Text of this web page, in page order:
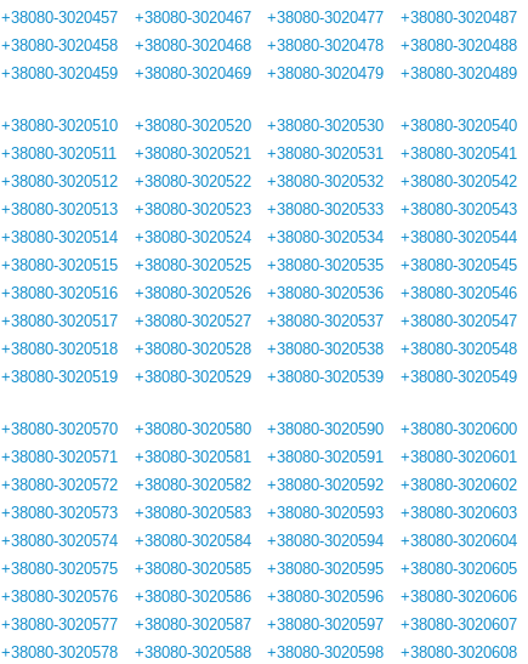
+38080-3020457
+38080-3020458
+38080-3020459
+38080-3020467
+38080-3020468
+38080-3020469
+38080-3020477
+38080-3020478
+38080-3020479
+38080-3020487
+38080-3020488
+38080-3020489
+38080-3020510
+38080-3020511
+38080-3020512
+38080-3020513
+38080-3020514
+38080-3020515
+38080-3020516
+38080-3020517
+38080-3020518
+38080-3020519
+38080-3020520
+38080-3020521
+38080-3020522
+38080-3020523
+38080-3020524
+38080-3020525
+38080-3020526
+38080-3020527
+38080-3020528
+38080-3020529
+38080-3020530
+38080-3020531
+38080-3020532
+38080-3020533
+38080-3020534
+38080-3020535
+38080-3020536
+38080-3020537
+38080-3020538
+38080-3020539
+38080-3020540
+38080-3020541
+38080-3020542
+38080-3020543
+38080-3020544
+38080-3020545
+38080-3020546
+38080-3020547
+38080-3020548
+38080-3020549
+38080-3020570
+38080-3020571
+38080-3020572
+38080-3020573
+38080-3020574
+38080-3020575
+38080-3020576
+38080-3020577
+38080-3020578
+38080-3020580
+38080-3020581
+38080-3020582
+38080-3020583
+38080-3020584
+38080-3020585
+38080-3020586
+38080-3020587
+38080-3020588
+38080-3020590
+38080-3020591
+38080-3020592
+38080-3020593
+38080-3020594
+38080-3020595
+38080-3020596
+38080-3020597
+38080-3020598
+38080-3020600
+38080-3020601
+38080-3020602
+38080-3020603
+38080-3020604
+38080-3020605
+38080-3020606
+38080-3020607
+38080-3020608